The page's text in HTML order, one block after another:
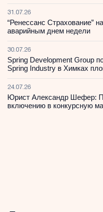
31.07.26
“Ренессанс Страхование”
аварийным днем недели
30.07.26
Spring Development Group
Spring Industry в Химках
24.07.26
Юрист Александр Шефер:
включению в конкурсную